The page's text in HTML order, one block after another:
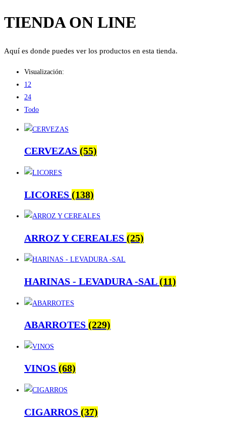
esta
TIENDA ON LINE
Aquí es donde puedes ver los productos en esta tienda.
Visualización:
12
24
Todo
CERVEZAS (55)
LICORES (138)
ARROZ Y CEREALES (25)
HARINAS - LEVADURA -SAL(11)
ABARROTES (229)
VINOS (68)
CIGARROS (37)